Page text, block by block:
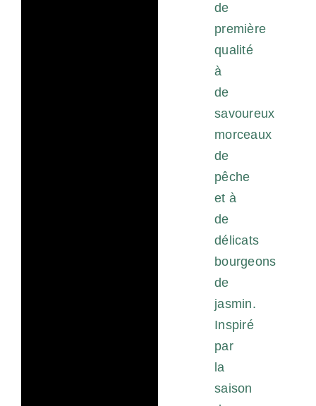
de
première
qualité
à
de
savoureux
morceaux
de
pêche
et à
de
délicats
bourgeons
de
jasmin.
Inspiré
par
la
saison